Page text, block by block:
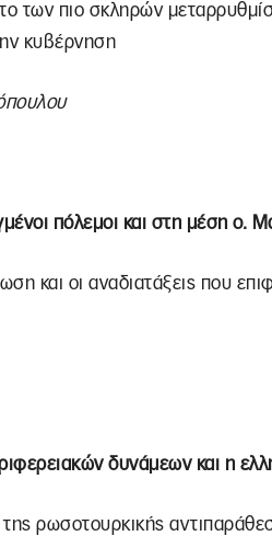
των πιο σκληρών
κυβέρνηση
πόλεμοι και στη μέση ο.
και οι αναδιατάξεις που
δυνάμεων και η
της ρωσοτουρκικής